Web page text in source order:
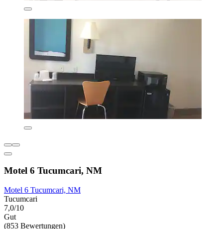
Motel 6 Tucumcari, NM
Motel 6 Tucumcari, NM
Tucumcari
7,0/10
Gut
(853 Bewertungen)